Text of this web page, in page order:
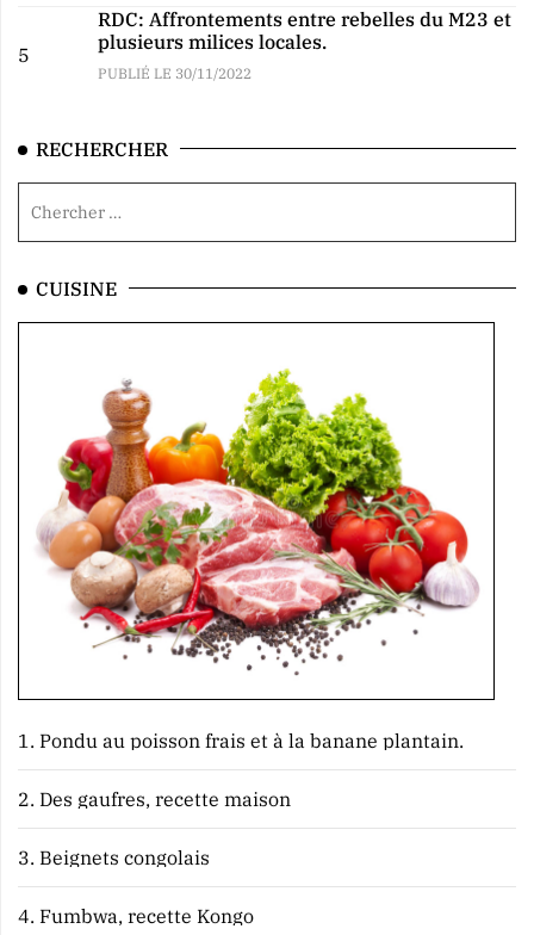
5
RDC: Affrontements entre rebelles du M23 et
plusieurs milices locales.
PUBLIÉ LE 30/11/2022
RECHERCHER
CUISINE
1. Pondu au poisson frais et à la banane plantain.
2. Des gaufres, recette maison
3. Beignets congolais
4. Fumbwa, recette Kongo